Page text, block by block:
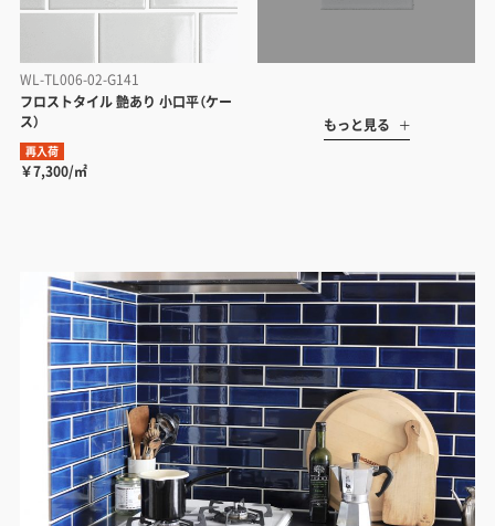
WL-TL006-02-G141
フロストタイル 艶あり 小口平（ケー
ス）
再入荷
￥7,300/㎡
もっと見る